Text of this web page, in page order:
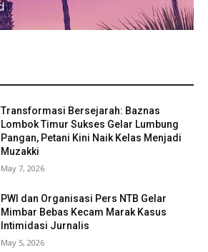
Transformasi Bersejarah: Baznas
Lombok Timur Sukses Gelar Lumbung
Pangan, Petani Kini Naik Kelas Menjadi
Muzakki
May 7, 2026
PWI dan Organisasi Pers NTB Gelar
Mimbar Bebas Kecam Marak Kasus
Intimidasi Jurnalis
May 5, 2026